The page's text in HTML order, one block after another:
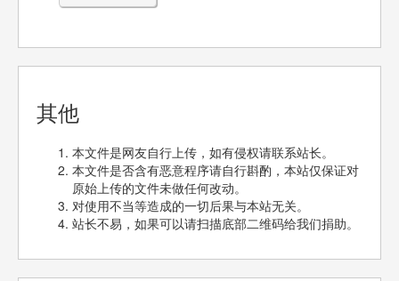
其他
本文件是网友自行上传，如有侵权请联系站长。
本文件是否含有恶意程序请自行斟酌，本站仅保证对
原始上传的文件未做任何改动。
对使用不当等造成的一切后果与本站无关。
站长不易，如果可以请扫描底部二维码给我们捐助。